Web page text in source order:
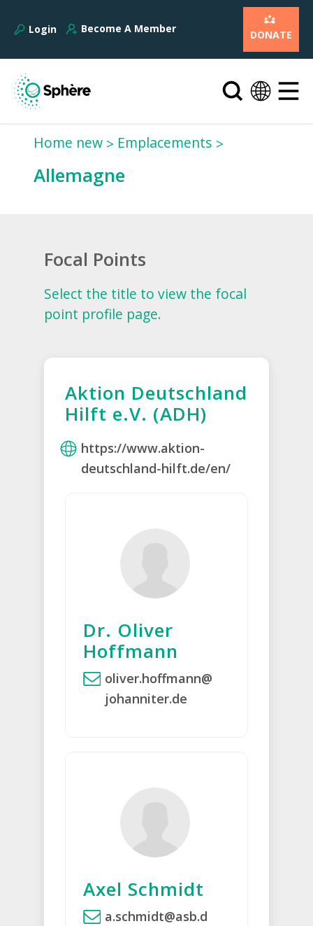
Login Become A Member DONATE
Home new Emplacements
Allemagne
Focal Points
Select the title to view the focal
point profile page.
Aktion Deutschland
Hilft e.V. (ADH)
https://www.aktion-
deutschland-hilft.de/en/
Dr. Oliver
Hoffmann
oliver.hoffmann@
johanniter.de
Axel Schmidt
a.schmidt@asb.d